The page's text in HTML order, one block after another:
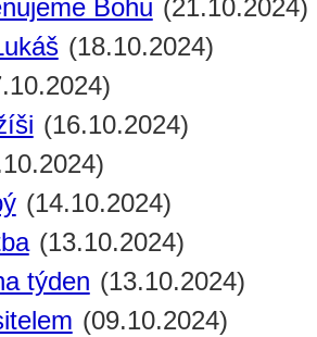
Bohu (21.10.2024)
(18.10.2024)
(16.10.2024)
(14.10.2024)
(13.10.2024)
týden (13.10.2024)
(09.10.2024)